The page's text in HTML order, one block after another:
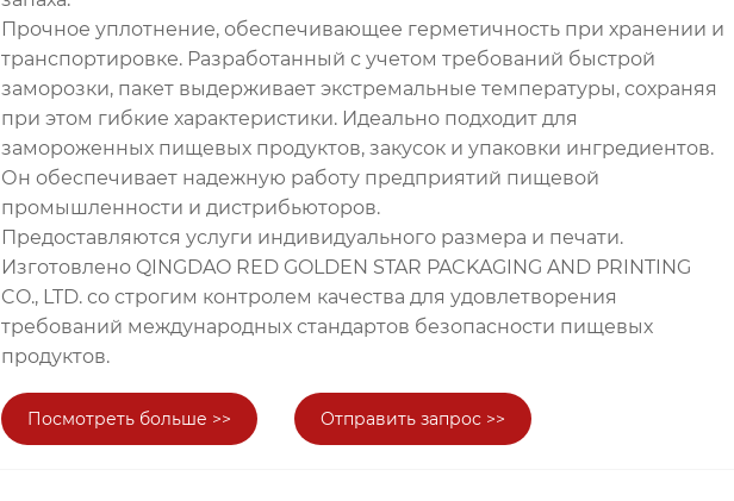
Прочное уплотнение, обеспечивающее герметичность при хранении и
транспортировке. Разработанный с учетом требований быстрой
заморозки, пакет выдерживает экстремальные температуры, сохраняя
при этом гибкие характеристики. Идеально подходит для
замороженных пищевых продуктов, закусок и упаковки ингредиентов.
Он обеспечивает надежную работу предприятий пищевой
промышленности и дистрибьюторов.
Предоставляются услуги индивидуального размера и печати.
Изготовлено QINGDAO RED GOLDEN STAR PACKAGING AND PRINTING
CO., LTD. со строгим контролем качества для удовлетворения
требований международных стандартов безопасности пищевых
продуктов.
Посмотреть больше >> Отправить запрос >>